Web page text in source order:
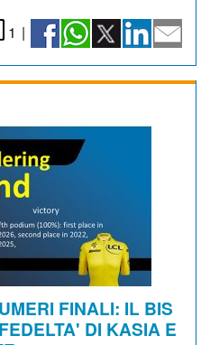
1 |
FINALI: IL BIS
DI KASIA E